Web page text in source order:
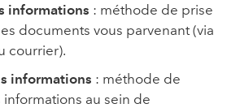
informations : méthode de prise
documents vous parvenant (via
courrier).
informations : méthode de
au sein de